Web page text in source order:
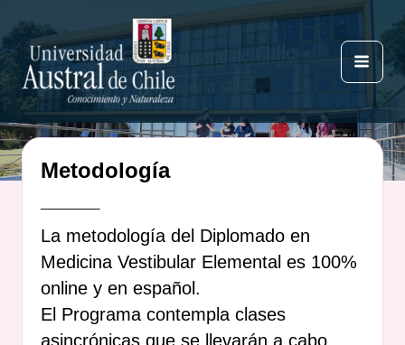
al
contenido
Metodología
La metodología del Diplomado en
Medicina Vestibular Elemental es 100%
online y en español.
El Programa contempla clases
asincrónicas que se llevarán a cabo